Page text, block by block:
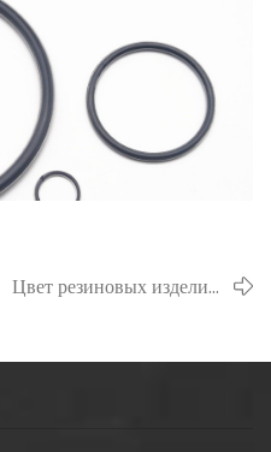
Цвет резиновых изделий,